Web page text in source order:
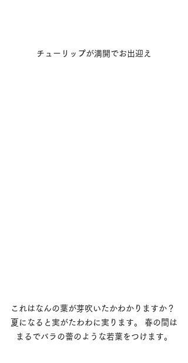
チューリップが満開でお出迎え
これはなんの葉が芽吹いたかわかりますか？
夏になると実がたわわに実ります。 春の間は
まるでバラの蕾のような若葉をつけます。